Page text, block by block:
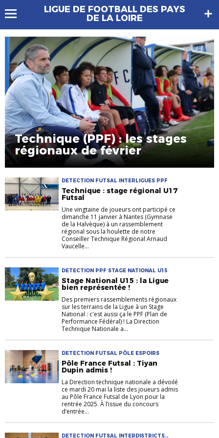
LIGUE DE FOOTBALL DES PAYS
DE LA LOIRE
Technique (PPF) : les stages
régionaux de février
DETECTION FUTSAL INTERLIGUES PPF
Technique : stage régional U17
Futsal
Une vingtaine de joueurs ont participé ce
dimanche 11 janvier à Nantes (Gymnase
de la Halvèque) à un rassemblement
régional sous la houlette de notre
Conseiller Technique Régional Arnaud
Vaucelle...
DETECTION PPF STAGE NATIONAL U15
Stage National U15 : la Ligue
bien représentée !
Des premiers rassemblements régionaux
sur les terrains de la Ligue à un Stage
National : c'est aussi ça le PPF (Plan de
Performance Fédéral) ! La Direction
Technique Nationale a...
DETECTION FUTSAL PÔLE ESPOIRS
Pôle France Futsal : Tiyan
Dupin admis !
La Direction technique nationale a dévoilé
ce mardi 20 mai la liste des joueurs admis
au Pôle France Futsal de Lyon pour la
rentrée 2025. À l’issue du concours
d’entrée...
DETECTION FUTSAL INTERDISTRICTS